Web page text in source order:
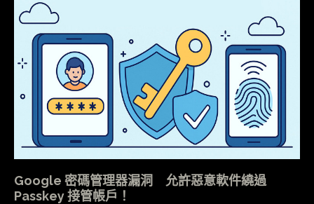
Google 密碼管理器漏洞 允許惡意軟件繞過
Passkey 接管帳戶！